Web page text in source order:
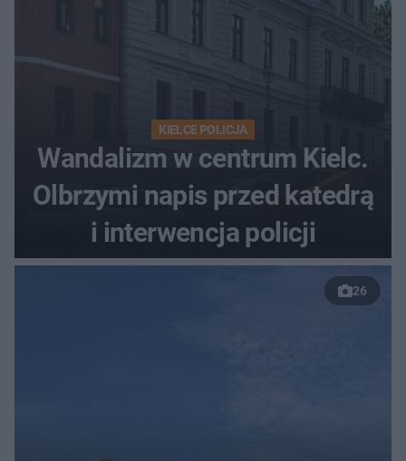
KIELCE POLICJA
Wandalizm w centrum Kielc.
Olbrzymi napis przed katedrą
i interwencja policji
26